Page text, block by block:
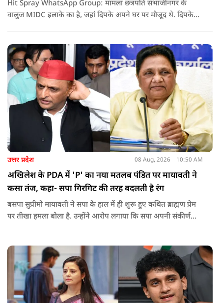
Hit Spray WhatsApp Group: मामला छत्रपति संभाजीनगर के
वालुज MIDC इलाके का है, जहां दिपके अपने घर पर मौजूद थे. दिपके
को लेकर दिपके की पुलिस अधिकारी से तीखी बहस हो गई.
उत्तर प्रदेश 08 Aug, 2026 10:50 AM
अखिलेश के PDA में 'P' का नया मतलब पंडित पर मायावती ने
कसा तंज, कहा- सपा गिरगिट की तरह बदलती है रंग
बसपा सुप्रीमो मायावती ने सपा के हाल में ही शुरू हुए कथित ब्राह्मण प्रेम
पर तीखा हमला बोला है. उन्होंने आरोप लगाया कि सपा अपनी संकीर्ण